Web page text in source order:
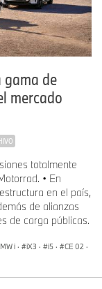
gama de
mercado
totalmente
• En
en el país,
de alianzas
de carga públicas.
i · iX3 · i5 · CE 02 ·